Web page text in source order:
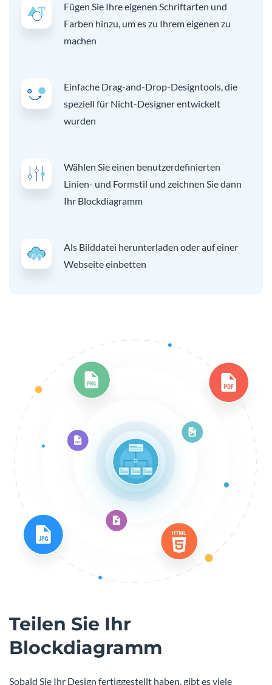
Fügen Sie Ihre eigenen Schriftarten und
Farben hinzu, um es zu Ihrem eigenen zu
machen
Einfache Drag-and-Drop-Designtools, die
speziell für Nicht-Designer entwickelt
wurden
Wählen Sie einen benutzerdefinierten
Linien- und Formstil und zeichnen Sie dann
Ihr Blockdiagramm
Als Bilddatei herunterladen oder auf einer
Webseite einbetten
Teilen Sie Ihr
Blockdiagramm
Sobald Sie Ihr Design fertiggestellt haben, gibt es viele